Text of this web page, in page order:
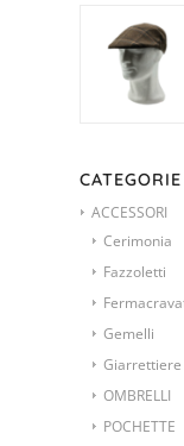
ACCESSORI
Cerimonia
Fazzoletti
Gemelli
Giarrettiere
OMBRELLI
POCHETTE